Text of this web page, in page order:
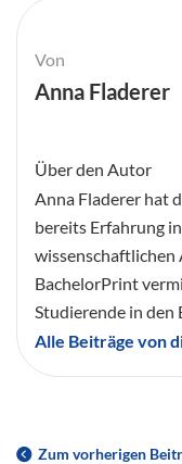
Von
Anna Fladerer
Über den Autor
Anna Fladerer hat
bereits Erfahrung
wissenschaftlichen
BachelorPrint
Studierende in den
Alle Beiträge von
Zum vorherigen